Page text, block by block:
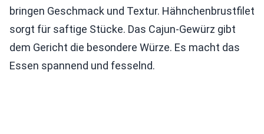
bringen Geschmack und Textur. Hähnchenbrustfilet
sorgt für saftige Stücke. Das Cajun-Gewürz gibt
dem Gericht die besondere Würze. Es macht das
Essen spannend und fesselnd.